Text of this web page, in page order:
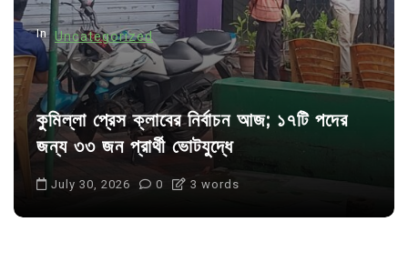
n
In Uncategorized
কুমিল্লা প্রেস ক্লাবের নির্বাচন আজ; ১৭টি পদের
জন্য ৩৩ জন প্রার্থী ভোটযুদ্ধে
July 30, 2026 0 3 words